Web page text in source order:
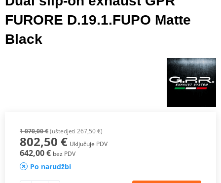
FURORE D.19.1.FUPO Matte
Black
1 070,00 €(uštedjeti 267,50 €)
802,50 € Uključuje PDV
642,00 € bez PDV
Po narudžbi